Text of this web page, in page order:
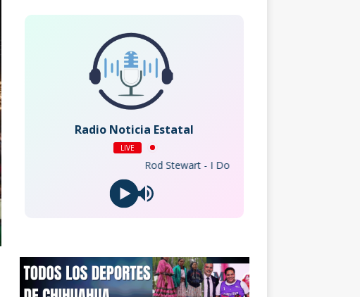
Radio Noticia Estatal
LIVE
Rod Stewart - I Don't Want to Talk About It (2008